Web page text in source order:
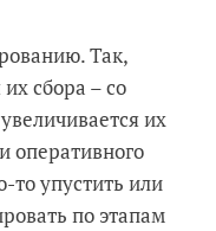
Так,
сбора – со
их
оперативного
то упустить или
по этапам